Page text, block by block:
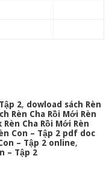
2, dowload sách Rèn
Rèn Cha Rồi Mới Rèn
Cha Rồi Mới Rèn
Con – Tập 2 pdf doc
– Tập 2 online,
– Tập 2